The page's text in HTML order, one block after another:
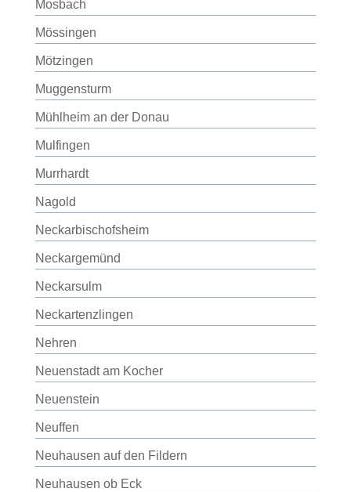
Mosbach
Mössingen
Mötzingen
Muggensturm
Mühlheim an der Donau
Mulfingen
Murrhardt
Nagold
Neckarbischofsheim
Neckargemünd
Neckarsulm
Neckartenzlingen
Nehren
Neuenstadt am Kocher
Neuenstein
Neuffen
Neuhausen auf den Fildern
Neuhausen ob Eck